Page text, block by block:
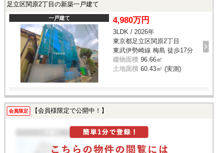
足立区関原2丁目の新築一戸建て
一戸建て 4,980万円
3LDK / 2026年
東京都足立区関原2丁目
東武伊勢崎線 梅島 徒歩17分
建物面積 96.66㎡
土地面積 60.43㎡ (実測)
会員限定 【会員様限定で公開中！】